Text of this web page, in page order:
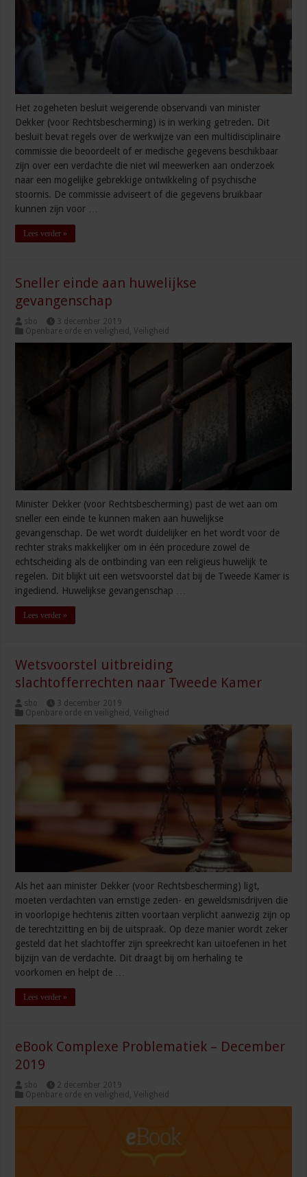
Het zogeheten besluit weigerende observandi van minister
Dekker (voor Rechtsbescherming) is in werking getreden. Dit
besluit bevat regels over de werkwijze van een multidisciplinaire
commissie die beoordeelt of er medische gegevens beschikbaar
zijn over een verdachte die niet wil meewerken aan onderzoek
naar een mogelijke gebrekkige ontwikkeling of psychische
stoornis. De commissie adviseert of die gegevens bruikbaar
kunnen zijn voor …
Lees verder »
Sneller einde aan huwelijkse
gevangenschap
sbo
3 december 2019
Openbare orde en veiligheid ,Veiligheid
Minister Dekker (voor Rechtsbescherming) past de wet aan om
sneller een einde te kunnen maken aan huwelijkse
gevangenschap. De wet wordt duidelijker en het wordt voor de
rechter straks makkelijker om in één procedure zowel de
echtscheiding als de ontbinding van een religieus huwelijk te
regelen. Dit blijkt uit een wetsvoorstel dat bij de Tweede Kamer is
ingediend. Huwelijkse gevangenschap …
Lees verder »
Wetsvoorstel uitbreiding
slachtofferrechten naar Tweede Kamer
sbo
3 december 2019
Openbare orde en veiligheid ,Veiligheid
Als het aan minister Dekker (voor Rechtsbescherming) ligt,
moeten verdachten van ernstige zeden- en geweldsmisdrijven die
in voorlopige hechtenis zitten voortaan verplicht aanwezig zijn op
de terechtzitting en bij de uitspraak. Op deze manier wordt zeker
gesteld dat het slachtoffer zijn spreekrecht kan uitoefenen in het
bijzijn van de verdachte. Dit draagt bij om herhaling te
voorkomen en helpt de …
Lees verder »
eBook Complexe Problematiek – December
2019
sbo
2 december 2019
Openbare orde en veiligheid
,Veiligheid